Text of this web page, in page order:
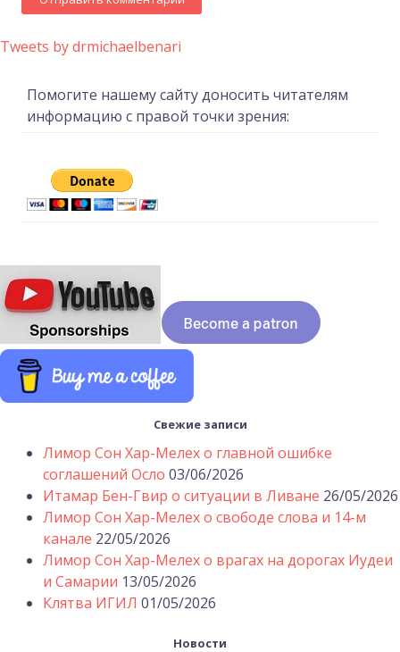
Tweets by drmichaelbenari
Помогите нашему сайту доносить читателям
информацию с правой точки зрения:
Свежие записи
Лимор Сон Хар-Мелех о главной ошибке
соглашений Осло 03/06/2026
Итамар Бен-Гвир о ситуации в Ливане 26/05/2026
Лимор Сон Хар-Мелех о свободе слова и 14-м
канале 22/05/2026
Лимор Сон Хар-Мелех о врагах на дорогах Иудеи
и Самарии 13/05/2026
Клятва ИГИЛ 01/05/2026
Новости